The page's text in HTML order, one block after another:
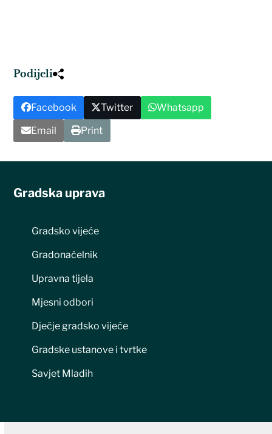
Podijeli
Facebook Twitter
Whatsapp
Email
Print
Gradska uprava
Gradsko vijeće
Gradonačelnik
Upravna tijela
Mjesni odbori
Dječje gradsko vijeće
Gradske ustanove i tvrtke
Savjet Mladih